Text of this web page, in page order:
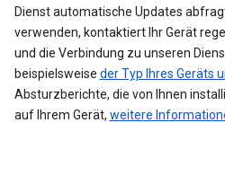
Dienst automatische Updates
verwenden, kontaktiert Ihr Gerät
und die Verbindung zu unseren
beispielsweise der Typ Ihres Geräts
Absturzberichte, die von Ihnen
auf Ihrem Gerät, weitere